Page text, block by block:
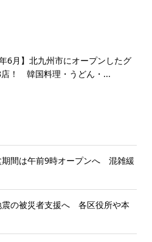
年6月】北九州市にオープンしたグ
店！ 韓国料理・うどん・...
期間は午前9時オープンへ 混雑緩
震の被災者支援へ 各区役所や本